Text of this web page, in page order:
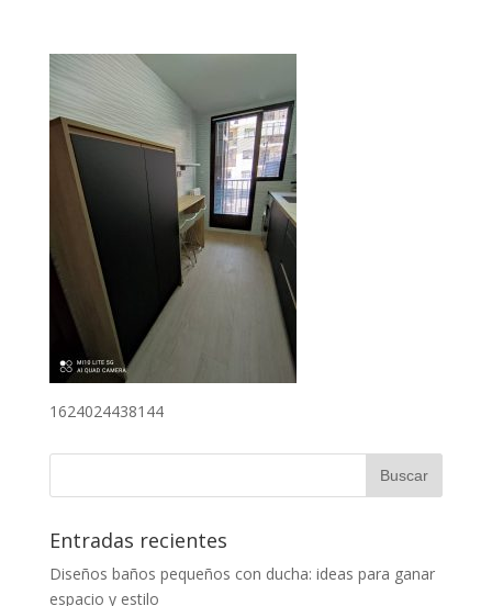
1624024438144
Entradas recientes
Diseños baños pequeños con ducha: ideas para ganar
espacio y estilo